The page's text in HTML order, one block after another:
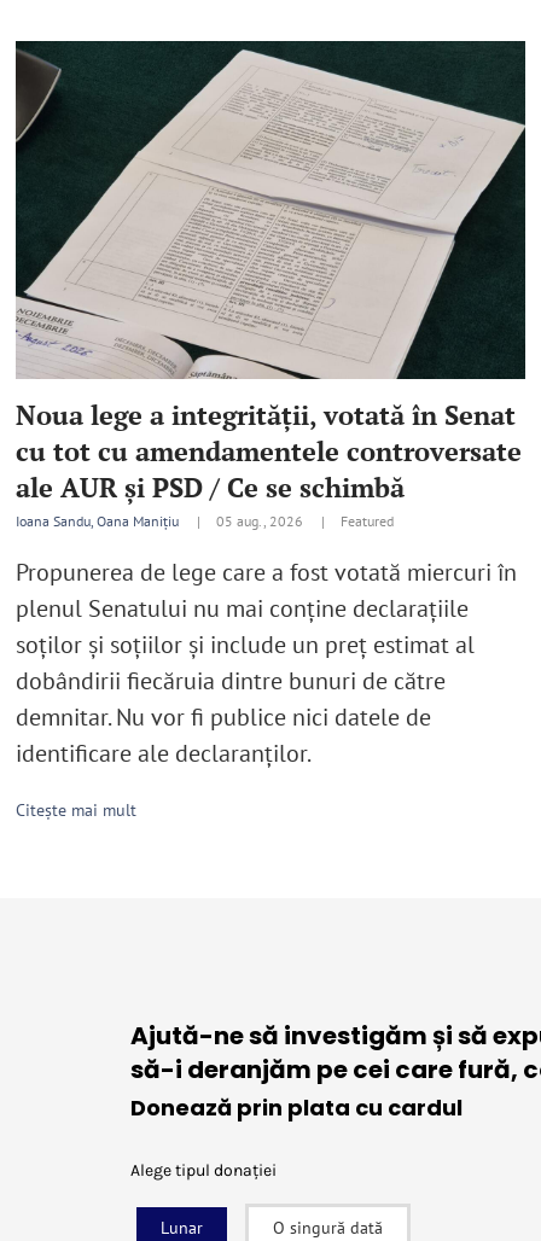
Noua lege a integrităţii, votată în Senat
cu tot cu amendamentele controversate
ale AUR şi PSD / Ce se schimbă
Ioana Sandu, Oana Manițiu | 05 aug., 2026 | Featured
Propunerea de lege care a fost votată miercuri în
plenul Senatului nu mai conține declarațiile
soților și soțiilor şi include un preț estimat al
dobândirii fiecăruia dintre bunuri de către
demnitar. Nu vor fi publice nici datele de
identificare ale declaranţilor.
Citește mai mult
Ajută-ne să investigăm și să
să-i deranjăm pe cei care fură,
Donează prin plata cu cardul
Alege tipul donației
Lunar O singură dată